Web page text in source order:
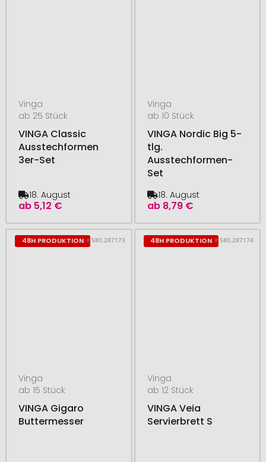
Vinga
ab 25 Stück
VINGA Classic
Ausstechformen
3er-Set
ab 5,12 €
18. August
Vinga
ab 10 Stück
VINGA Nordic Big 5-
tlg.
Ausstechformen-
Set
ab 8,79 €
18. August
48H PRODUKTION # 580.287173
Vinga
ab 15 Stück
VINGA Gigaro
Buttermesser
48H PRODUKTION # 580.287174
Vinga
ab 12 Stück
VINGA Veia
Servierbrett S